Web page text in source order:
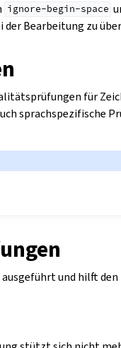
ignore-begin-space
Bearbeitung zu
für
sprachspezifische
und hilft